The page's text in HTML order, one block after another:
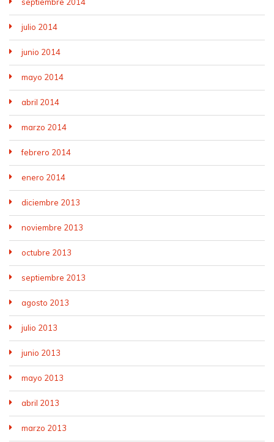
julio 2014
junio 2014
mayo 2014
abril 2014
marzo 2014
febrero 2014
enero 2014
diciembre 2013
noviembre 2013
octubre 2013
septiembre 2013
agosto 2013
julio 2013
junio 2013
mayo 2013
abril 2013
marzo 2013